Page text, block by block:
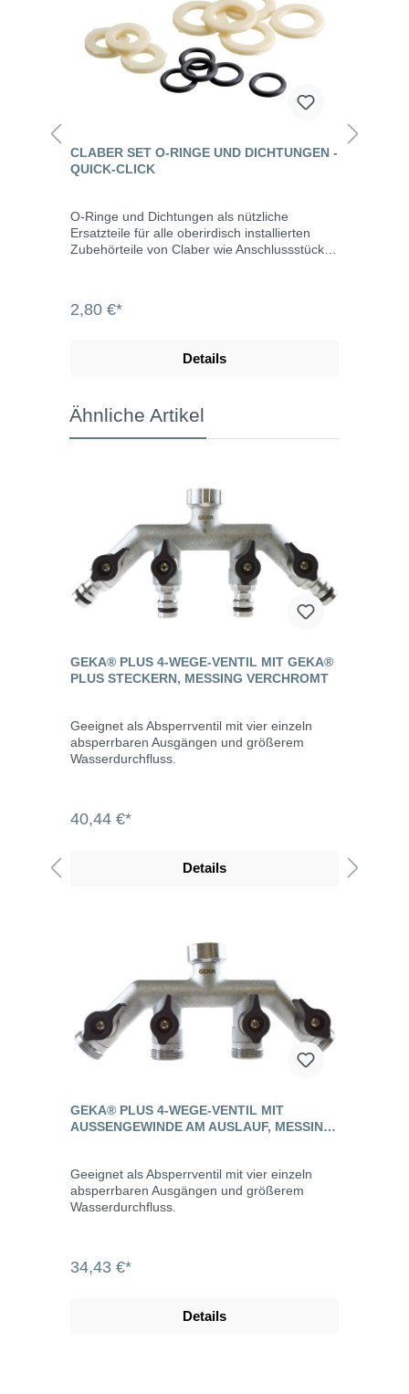
CLABER SET O-RINGE UND DICHTUNGEN -
QUICK-CLICK
O-Ringe und Dichtungen als nützliche
Ersatzteile für alle oberirdisch installierten
Zubehörteile von Claber wie Anschlussstücke,
allen gängigen Stecksystemen, z.B. von
2,80 €*
Details
Ähnliche Artikel
GEKA® PLUS 4-WEGE-VENTIL MIT GEKA®
PLUS STECKERN, MESSING VERCHROMT
Geeignet als Absperrventil mit vier einzeln
absperrbaren Ausgängen und größerem
Wasserdurchfluss.
40,44 €*
Details
GEKA® PLUS 4-WEGE-VENTIL MIT
AUSSENGEWINDE AM AUSLAUF, MESSING V
Geeignet als Absperrventil mit vier einzeln
absperrbaren Ausgängen und größerem
Wasserdurchfluss.
34,43 €*
Details